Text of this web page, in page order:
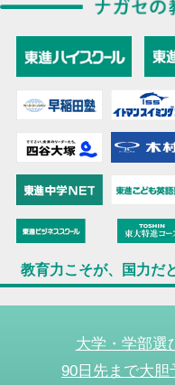
教育力こそが、国力だ
大学・学部選
90日先まで大